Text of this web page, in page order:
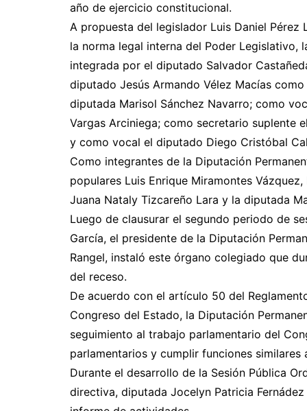
año de ejercicio constitucional.
A propuesta del legislador Luis Daniel
la norma legal interna del Poder Legislativo,
integrada por el diputado Salvador
diputado Jesús Armando Vélez Macías
diputada Marisol Sánchez Navarro; como
Vargas Arciniega; como secretario suplente
y como vocal el diputado Diego Cristóbal
Como integrantes de la Diputación
populares Luis Enrique Miramontes
Juana Nataly Tizcareño Lara y la diputada
Luego de clausurar el segundo periodo de
García, el presidente de la Diputación
Rangel, instaló este órgano colegiado que
del receso.
De acuerdo con el artículo 50 del
Congreso del Estado, la Diputación
seguimiento al trabajo parlamentario del
parlamentarios y cumplir funciones similares
Durante el desarrollo de la Sesión Pública
directiva, diputada Jocelyn Patricia